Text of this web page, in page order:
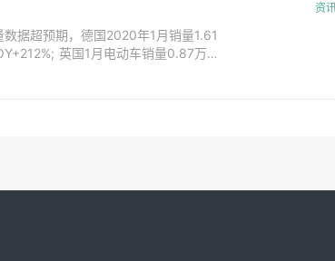
资
据超预期，德国2020年1月销量1.61
英国1月电动车销量0.87万
向上趋势明确。 但短期由于疫情影